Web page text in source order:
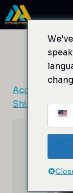
Aller
au
Accueil
Shifters de